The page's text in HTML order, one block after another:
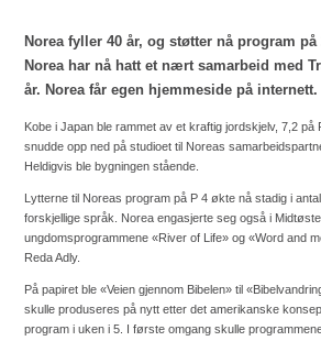
Norea fyller 40 år, og støtter nå program
Norea har nå hatt et nært samarbeid med
år. Norea får egen hjemmeside på internett.
Kobe i Japan ble rammet av et kraftig jordskjelv, 7,2
snudde opp ned på studioet til Noreas
Heldigvis ble bygningen stående.
Lytterne til Noreas program på P 4 økte nå stadig i
forskjellige språk. Norea engasjerte seg også i
ungdomsprogrammene «River of Life» og «Word and
Reda Adly.
På papiret ble «Veien gjennom Bibelen» til
skulle produseres på nytt etter det amerikanske
program i uken i 5. I første omgang skulle